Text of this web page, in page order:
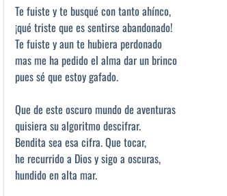
Te fuiste y te busqué con tanto ahínco,
¡qué triste que es sentirse abandonado!
Te fuiste y aun te hubiera perdonado
mas me ha pedido el alma dar un brinco
pues sé que estoy gafado.
Que de este oscuro mundo de aventuras
quisiera su algoritmo descifrar.
Bendita sea esa cifra. Que tocar,
he recurrido a Dios y sigo a oscuras,
hundido en alta mar.